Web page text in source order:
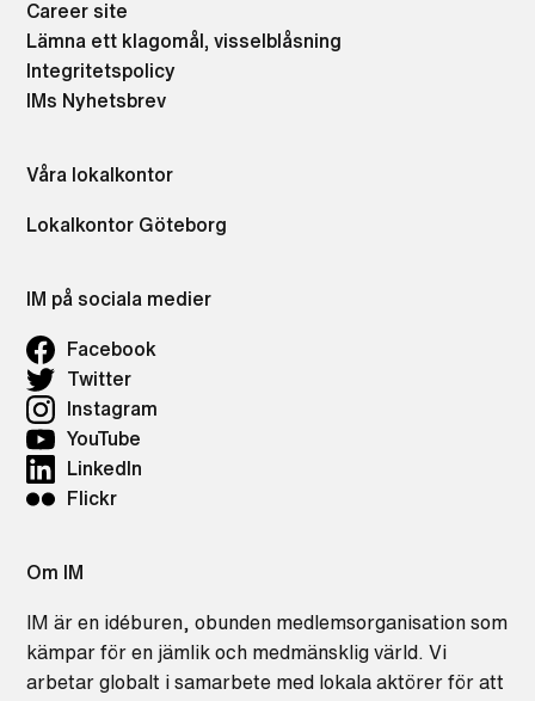
Career site
Lämna ett klagomål, visselblåsning
Integritetspolicy
IMs Nyhetsbrev
Våra lokalkontor
Lokalkontor Göteborg
IM på sociala medier
Facebook
Twitter
Instagram
YouTube
LinkedIn
Flickr
Om IM
IM är en idéburen, obunden medlemsorganisation som
kämpar för en jämlik och medmänsklig värld. Vi
arbetar globalt i samarbete med lokala aktörer för att